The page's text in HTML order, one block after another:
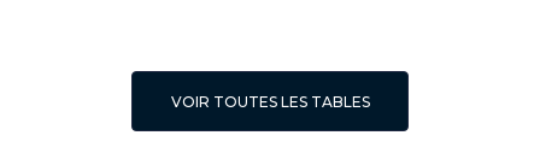
VOIR TOUTES LES TABLES